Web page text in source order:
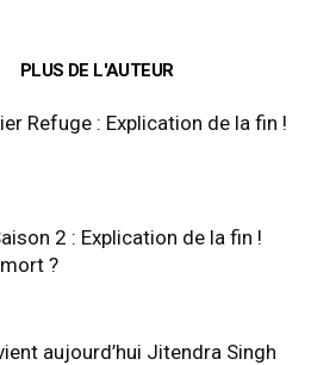
PLUS DE L'AUTEUR
Refuge : Explication de la fin !
2 : Explication de la fin !
?
aujourd’hui Jitendra Singh